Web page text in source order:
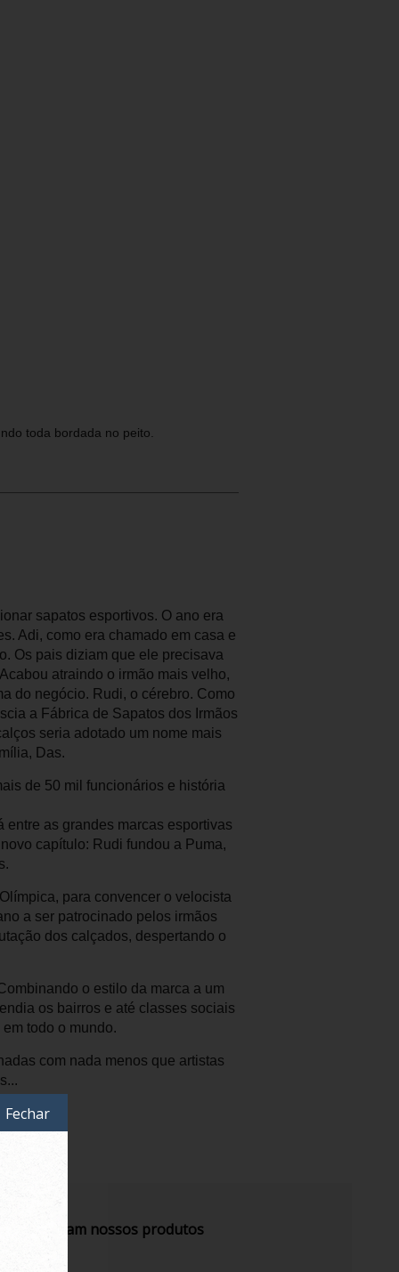
toda bordada no peito.
sapatos esportivos. O ano era
Adi, como era chamado em casa e
Os pais diziam que ele precisava
atraindo o irmão mais velho,
do negócio. Rudi, o cérebro. Como
a Fábrica de Sapatos dos Irmãos
seria adotado um nome mais
Das.
de 50 mil funcionários e história
as grandes marcas esportivas
capítulo: Rudi fundou a Puma,
para convencer o velocista
a ser patrocinado pelos irmãos
dos calçados, despertando o
o estilo da marca a um
os bairros e até classes sociais
todo o mundo.
com nada menos que artistas
nossos produtos
Fechar